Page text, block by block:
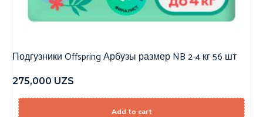
Подгузники Offspring Арбузы размер NB 2-4 кг 56 шт
275,000 UZS
Add to cart